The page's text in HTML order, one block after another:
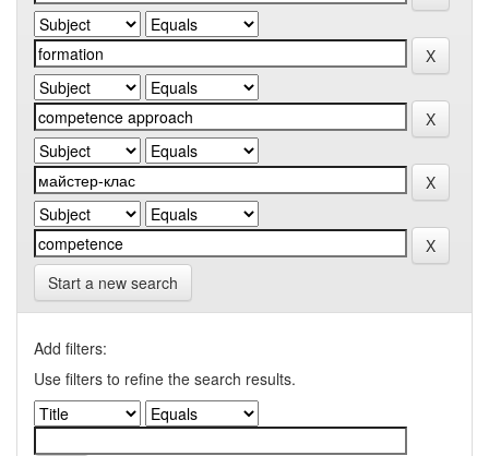
Start a new search
Add filters:
Use filters to refine the search results.